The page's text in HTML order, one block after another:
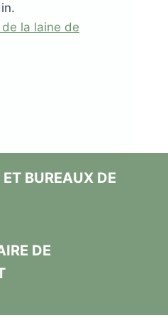
la laine de
BUREAUX DE
DE